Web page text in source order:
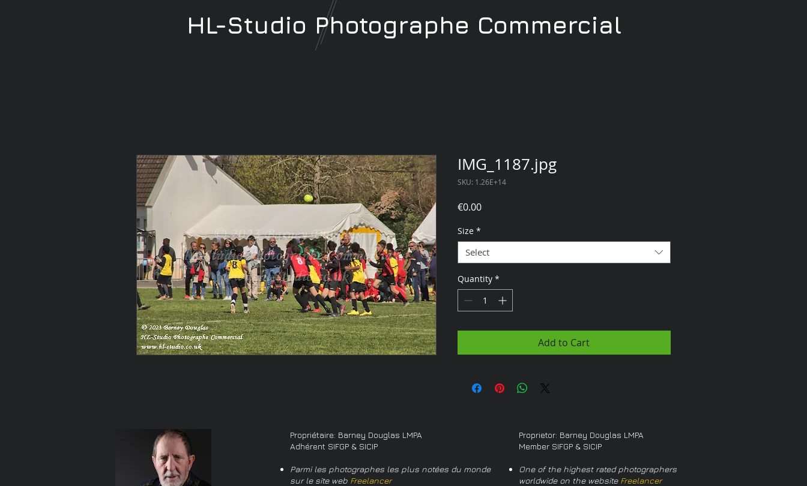
IMG_1187.jpg
SKU: 1.26E+14
€0.00Price
Size *
Select
Quantity *
Add to Cart
HL-Studio Photographe Commercial
Propriétaire: Barney Douglas LMPA
Adhérent SIFGP & SICIP
Parmi les photographes les plus notées du monde
sur le site web Freelancer
Proprietor: Barney Douglas LMPA
Member SIFGP & SICIP
One of the highest rated photographers
worldwide on the website Freelancer